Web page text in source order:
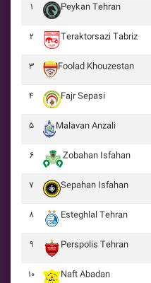
۱
Peykan Tehran
۲ Teraktorsazi Tabriz
۳ Foolad Khouzestan
۴ Fajr Sepasi
۵ Malavan Anzali
۶ Zobahan Isfahan
۷ Sepahan Isfahan
۸ Esteghlal Tehran
۹ Perspolis Tehran
۱۰ Naft Abadan